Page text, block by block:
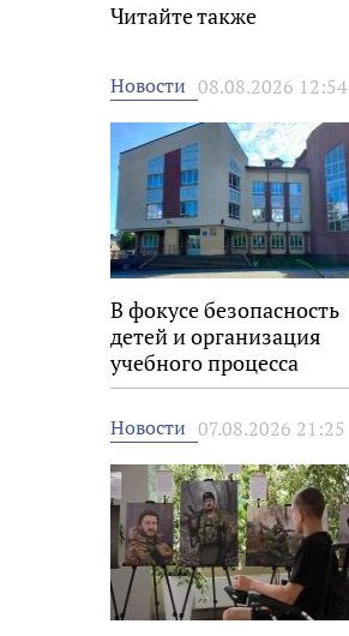
Читайте также
Новости 08.08.2026 12:54
В фокусе безопасность
детей и организация
учебного процесса
Новости 07.08.2026 21:25